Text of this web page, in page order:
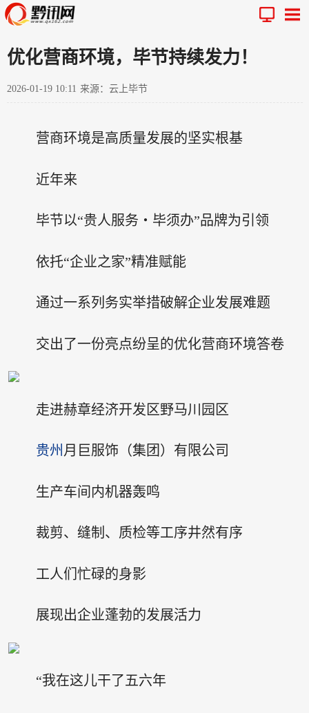
优化营商环境，毕节持续发力！
2026-01-19 10:11 来源：云上毕节
营商环境是高质量发展的坚实根基
近年来
毕节以“贵人服务・毕须办”品牌为引领
依托“企业之家”精准赋能
通过一系列务实举措破解企业发展难题
交出了一份亮点纷呈的优化营商环境答卷
走进赫章经济开发区野马川园区
贵州 月巨服饰（集团）有限公司
生产车间内机器轰鸣
裁剪、缝制、质检等工序井然有序
工人们忙碌的身影
展现出企业蓬勃的发展活力
“我在这儿干了五六年